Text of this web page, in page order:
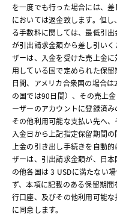
を一度でも行った場合には、
においては返金致します。但
る手数料に関しては、最低引
が引出請求金額から差し引い
ザーは、入金を受けた売上金
用している国で定められた保
日間、アメリカ合衆国の場合
の国では90日間）、その売上
ーザーのアカウントに登録済
その他利用可能な支払い先へ
入金日から上記指定保留期間
上金の引き出し手続きを自動
ザーは、引出請求金額が、日
の他各国は 3 USDに満たない
ず、本項に記載のある保留期
行口座、及びその他利用可能
に同意します。